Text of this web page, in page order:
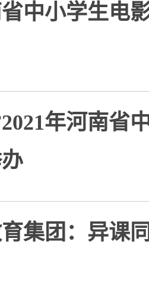
中小学生电
年河南省
集团：异课